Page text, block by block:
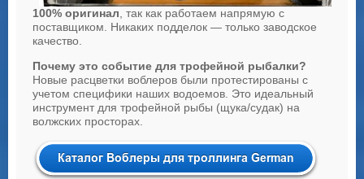
100% оригинал, так как работаем напрямую с
поставщиком. Никаких подделок — только заводское
качество.
Почему это событие для трофейной рыбалки?
Новые расцветки воблеров были протестированы с
учетом специфики наших водоемов. Это идеальный
инструмент для трофейной рыбы (щука/судак) на
волжских просторах.